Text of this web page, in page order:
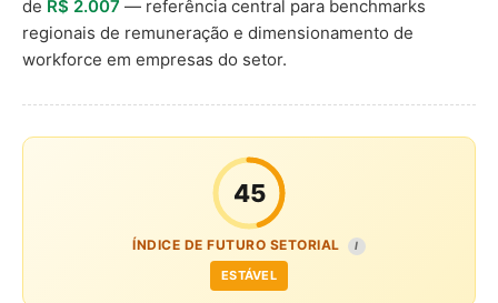
de R$ 2.007 — referência central para benchmarks
regionais de remuneração e dimensionamento de
workforce em empresas do setor.
45
ÍNDICE DE FUTURO SETORIAL I
ESTÁVEL